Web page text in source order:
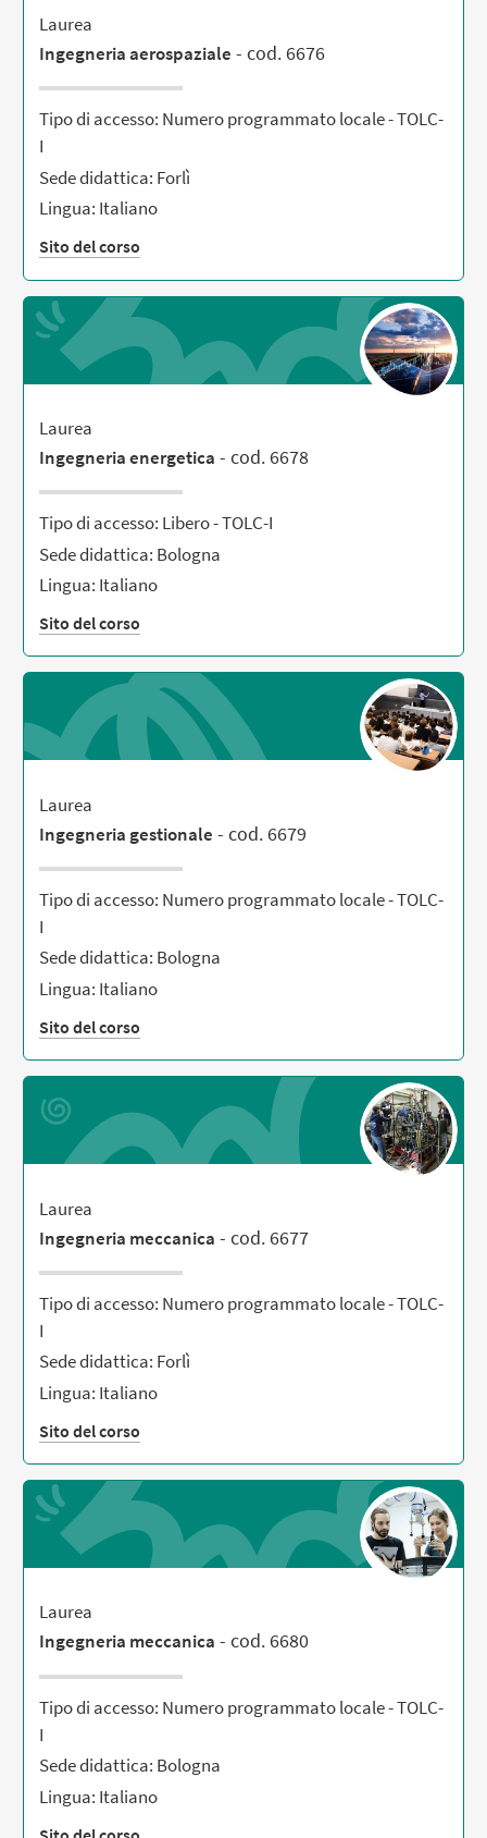
Laurea
Ingegneria aerospaziale - cod. 6676
Tipo di accesso: Numero programmato locale - TOLC-
I
Sede didattica: Forlì
Lingua: Italiano
Sito del corso
Laurea
Ingegneria energetica - cod. 6678
Tipo di accesso: Libero - TOLC-I
Sede didattica: Bologna
Lingua: Italiano
Sito del corso
Laurea
Ingegneria gestionale - cod. 6679
Tipo di accesso: Numero programmato locale - TOLC-
I
Sede didattica: Bologna
Lingua: Italiano
Sito del corso
Laurea
Ingegneria meccanica - cod. 6677
Tipo di accesso: Numero programmato locale - TOLC-
I
Sede didattica: Forlì
Lingua: Italiano
Sito del corso
Laurea
Ingegneria meccanica - cod. 6680
Tipo di accesso: Numero programmato locale - TOLC-
I
Sede didattica: Bologna
Lingua: Italiano